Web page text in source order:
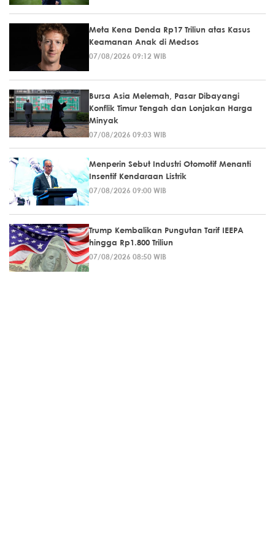
Meta Kena Denda Rp17 Triliun atas Kasus
Keamanan Anak di Medsos
07/08/2026 09:12 WIB
Bursa Asia Melemah, Pasar Dibayangi
Konflik Timur Tengah dan Lonjakan Harga
Minyak
07/08/2026 09:03 WIB
Menperin Sebut Industri Otomotif Menanti
Insentif Kendaraan Listrik
07/08/2026 09:00 WIB
Trump Kembalikan Pungutan Tarif IEEPA
hingga Rp1.800 Triliun
07/08/2026 08:50 WIB